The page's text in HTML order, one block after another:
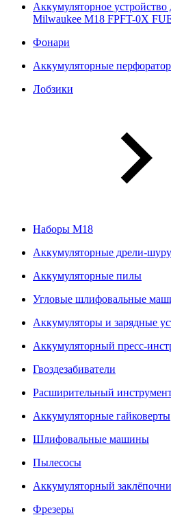
Аккумуляторное устройство
Milwaukee M18 FPFT-0X
Фонари
Аккумуляторные
Лобзики
Наборы М18
Аккумуляторные дрели-
Аккумуляторные пилы
Угловые шлифовальные
Аккумуляторы и зарядные
Аккумуляторный пресс-
Гвоздезабиватели
Расширительный
Аккумуляторные гайковерты
Шлифовальные машины
Пылесосы
Аккумуляторный
Фрезеры